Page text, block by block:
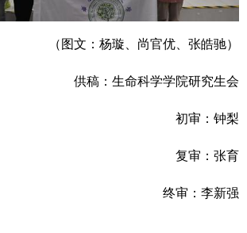
（图文：杨璇、 尚官优、张皓驰）
供稿：生命科学学院研究生会
初审：钟梨
复审：张育
终审：李新强